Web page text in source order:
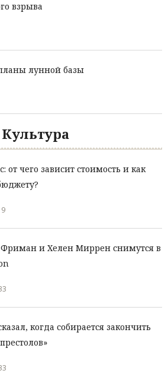
взрыва
лунной базы
Культура
от чего зависит стоимость и как
Фриман и Хелен Миррен снимутся в
когда собирается закончить